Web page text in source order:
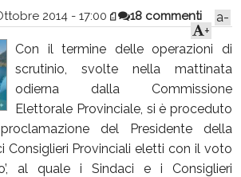
2014 - 17:00 18 commenti
a-
+
Con il termine delle operazioni di
scrutinio, svolte nella mattinata
odierna dalla Commissione
Elettorale Provinciale, si è proceduto
del Presidente della
Consiglieri Provinciali eletti con il voto
al quale i Sindaci e i Consiglieri